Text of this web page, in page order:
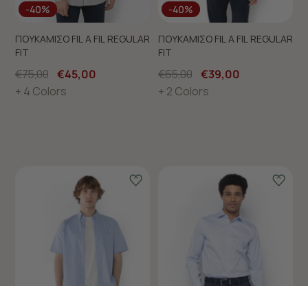
-40%
ΠΟΥΚΑΜΙΣΟ FIL A FIL REGULAR
FIT
€75,00 €45,00
+ 4 Colors
-40%
ΠΟΥΚΑΜΙΣΟ FIL A FIL REGULAR
FIT
€65,00 €39,00
+ 2 Colors
Thoughtful gifts, timeless style!
Δείτε περισσότερα
GIFT IDEAS
Thoughtful gifts, timeless style!
Δείτε περισσότερα